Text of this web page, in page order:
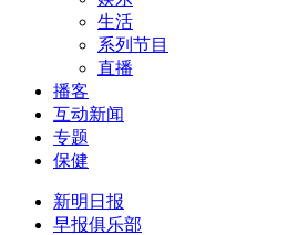
生活
系列节目
直播
播客
互动新闻
专题
保健
新明日报
早报俱乐部